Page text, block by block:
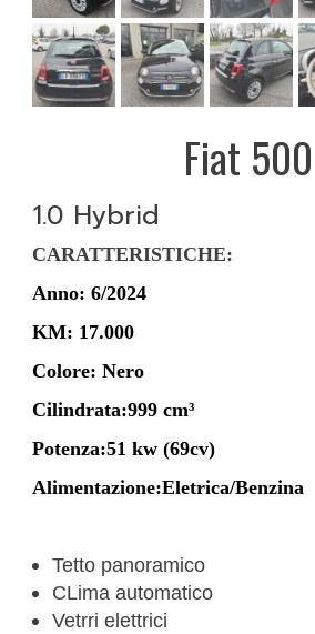
Fiat 500
1.0 Hybrid
CARATTERISTICHE:
Anno: 6/2024
KM: 17.000
Colore: Nero
Cilindrata:999 cm³
Potenza:51 kw (69cv)
Alimentazione:Eletrica/Benzina
Tetto panoramico
CLima automatico
Vetrri elettrici